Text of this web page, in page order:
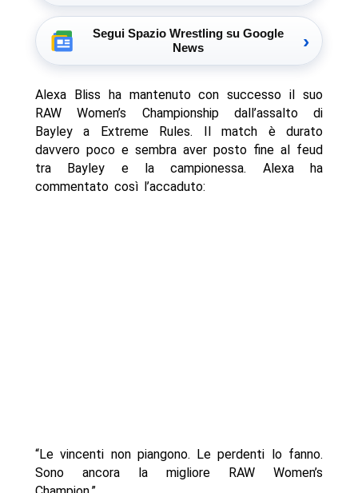
Segui Spazio Wrestling su Google
News
›
Alexa Bliss ha mantenuto con successo il suo
RAW Women’s Championship dall’assalto di
Bayley a Extreme Rules. Il match è durato
davvero poco e sembra aver posto fine al feud
tra Bayley e la campionessa. Alexa ha
commentato così l’accaduto:
“Le vincenti non piangono. Le perdenti lo fanno.
Sono ancora la migliore RAW Women’s